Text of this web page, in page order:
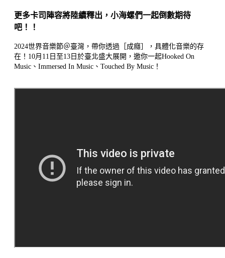
更多卡司陣容將陸續釋出，小海螺們一起倒數期待
吧！！
2024世界音樂節＠臺灣，帶你透過［成癮］，具體化音樂的存
在！10月11日至13日於臺北盛大展開，邀你一起Hooked On
Music、Immersed In Music、Touched By Music！